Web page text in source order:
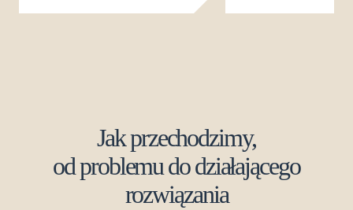
Jak przechodzimy,
od problemu do działającego
rozwiązania